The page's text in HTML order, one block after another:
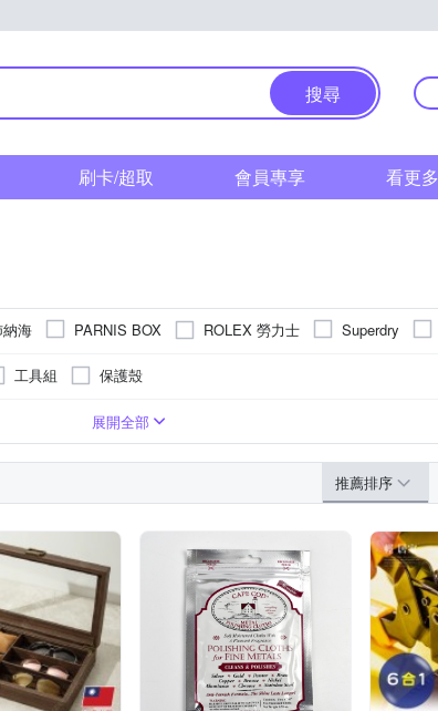
搜尋
刷卡/超取 會員專享 看更多
海 PARNIS BOX ROLEX 勞力士 Superdry
工具組 保護殼
咖啡色系
碳纖維
咖啡色系
/塑膠/矽膠/樹脂錶帶
展開全部
推薦排序